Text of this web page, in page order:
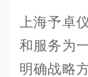
上海予卓
和服务为
明确战略